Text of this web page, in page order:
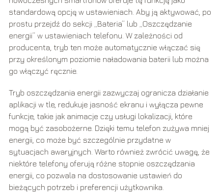
standardową opcję w ustawieniach. Aby ją aktywować, po
prostu przejdź do sekcji „Bateria” lub „Oszczędzanie
energii” w ustawieniach telefonu. W zależności od
producenta, tryb ten może automatycznie włączać się
przy określonym poziomie naładowania baterii lub można
go włączyć ręcznie.
Tryb oszczędzania energii zazwyczaj ogranicza działanie
aplikacji w tle, redukuje jasność ekranu i wyłącza pewne
funkcje, takie jak animacje czy usługi lokalizacji, które
mogą być zasobożerne. Dzięki temu telefon zużywa mniej
energii, co może być szczególnie przydatne w
sytuacjach awaryjnych. Warto również zwrócić uwagę, że
niektóre telefony oferują różne stopnie oszczędzania
energii, co pozwala na dostosowanie ustawień do
bieżących potrzeb i preferencji użytkownika.